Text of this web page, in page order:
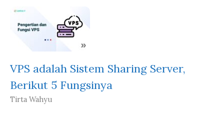
VPS adalah Sistem Sharing Server,
Berikut 5 Fungsinya
Tirta Wahyu